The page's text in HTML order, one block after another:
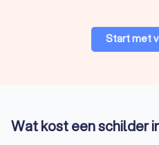
Start met
Wat kost een schilder